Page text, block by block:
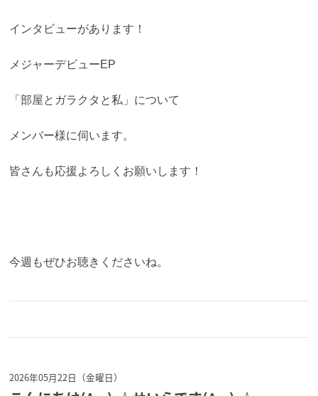
インタビューがあります！
メジャーデビューEP
「部屋とガラクタと私」について
メンバー様に伺います。
皆さんも応援よろしくお願いします！
今週もぜひお聴きくださいね。
2026年05月22日（金曜日）